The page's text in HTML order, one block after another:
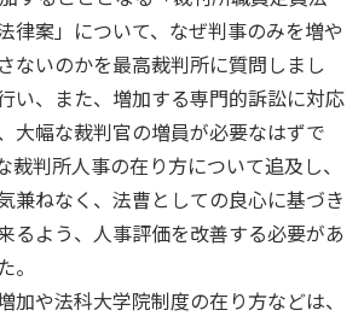
律案」について、なぜ判事のみを増や
ないのかを最高裁判所に質問しまし
い、また、増加する専門的訴訟に対応
大幅な裁判官の増員が必要なはずで
裁判所人事の在り方について追及し、
兼ねなく、法曹としての良心に基づき
るよう、人事評価を改善する必要があ
。
加や法科大学院制度の在り方などは、